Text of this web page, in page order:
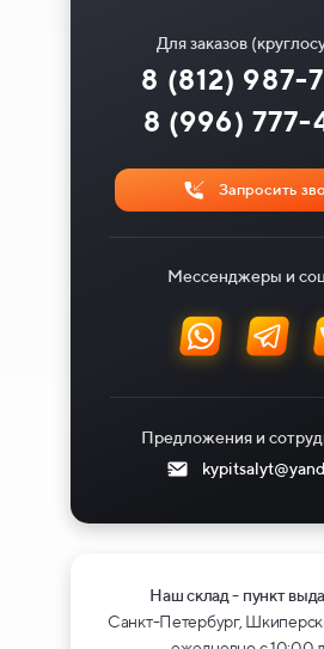
Для заказов
8 (996) 777-
8 (812) 987-
Запросить
Мессенджеры и
Предложения и
Наш склад - пункт
Санкт-Петербург,